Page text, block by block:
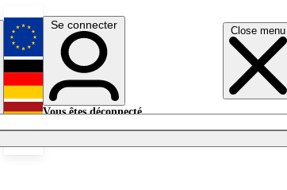
Close menu
English
Deutsch
Se connecter
Vous êtes déconnecté.